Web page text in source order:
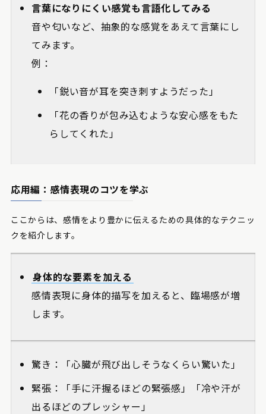
言葉になりにくい感覚も言語化してみる
音や匂いなど、抽象的な感覚をあえて言葉にし
てみます。
例：
「鋭い音が耳を突き刺すようだった」
「花の香りが包み込むような安心感をもた
らしてくれた」
応用編：感情表現のコツを学ぶ
ここからは、感情をより豊かに伝えるための具体的なテクニッ
クを紹介します。
身体的な要素を加える
感情表現に身体的描写を加えると、臨場感が増
します。
驚き：「心臓が飛び出しそうなくらい驚いた」
緊張：「手に汗握るほどの緊張感」「冷や汗が
出るほどのプレッシャー」